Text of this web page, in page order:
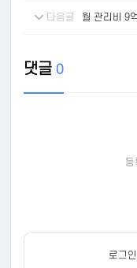
다음글 월 관리비 9
댓글 0
등
로그